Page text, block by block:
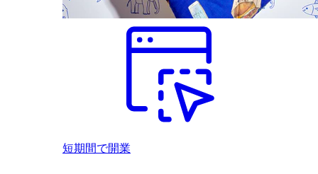
短期間で開業